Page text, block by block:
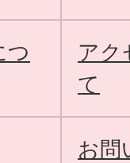
つ
アク
て
お問